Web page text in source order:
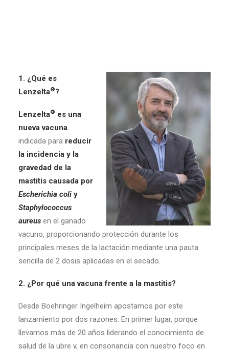
1. ¿Qué es
Lenzelta®?
Lenzelta® es una
nueva vacuna
indicada para reducir
la incidencia y la
gravedad de la
mastitis causada por
Escherichia coli y
Staphylococcus
aureus en el ganado
vacuno, proporcionando protección durante los
principales meses de la lactación mediante una pauta
sencilla de 2 dosis aplicadas en el secado.
2. ¿Por qué una vacuna frente a la mastitis?
Desde Boehringer Ingelheim apostamos por este
lanzamiento por dos razones. En primer lugar, porque
llevamos más de 20 años liderando el conocimiento de
salud de la ubre y, en consonancia con nuestro foco en